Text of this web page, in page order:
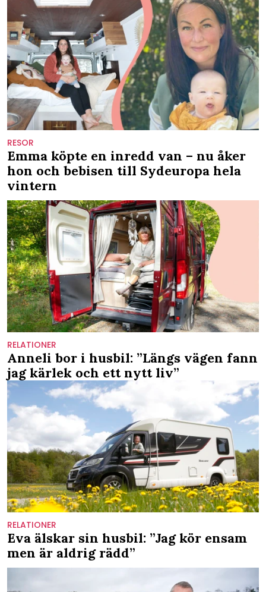
RESOR
Emma köpte en inredd van – nu åker
hon och bebisen till Sydeuropa hela
vintern
RELATIONER
Anneli bor i husbil: ”Längs vägen fann
jag kärlek och ett nytt liv”
RELATIONER
Eva älskar sin husbil: ”Jag kör ensam
men är aldrig rädd”